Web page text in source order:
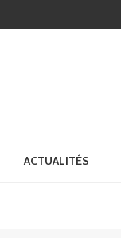
ACTUALITÉS